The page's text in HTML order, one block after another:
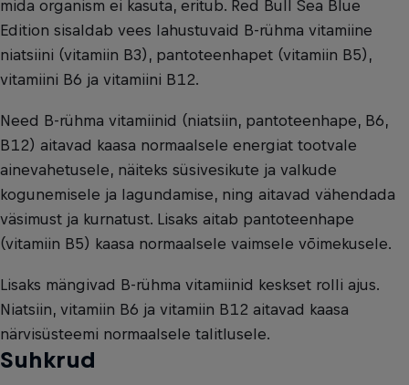
mida organism ei kasuta, eritub. Red Bull Sea Blue
Edition sisaldab vees lahustuvaid B-rühma vitamiine
niatsiini (vitamiin B3), pantoteenhapet (vitamiin B5),
vitamiini B6 ja vitamiini B12.
Need B-rühma vitamiinid (niatsiin, pantoteenhape, B6,
B12) aitavad kaasa normaalsele energiat tootvale
ainevahetusele, näiteks süsivesikute ja valkude
kogunemisele ja lagundamise, ning aitavad vähendada
väsimust ja kurnatust. Lisaks aitab pantoteenhape
(vitamiin B5) kaasa normaalsele vaimsele võimekusele.
Lisaks mängivad B-rühma vitamiinid keskset rolli ajus.
Niatsiin, vitamiin B6 ja vitamiin B12 aitavad kaasa
närvisüsteemi normaalsele talitlusele.
Suhkrud